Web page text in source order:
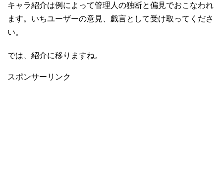
キャラ紹介は例によって管理人の独断と偏見でおこなわれ
ます。いちユーザーの意見、戯言として受け取ってくださ
い。
では、紹介に移りますね。
スポンサーリンク